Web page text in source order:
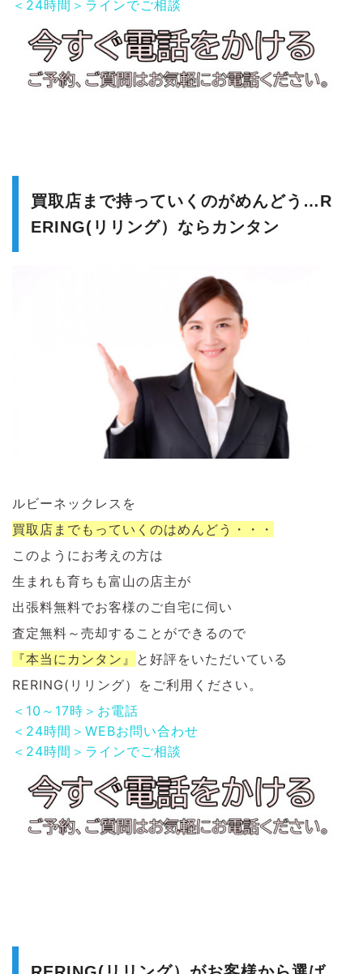
＜24時間＞ラインでご相談
買取店まで持っていくのがめんどう…R
ERING(リリング）ならカンタン
ルビーネックレスを
買取店までもっていくのはめんどう・・・
このようにお考えの方は
生まれも育ちも富山の店主が
出張料無料でお客様のご自宅に伺い
査定無料～売却することができるので
『本当にカンタン』 と好評をいただいている
RERING(リリング）をご利用ください。
＜10～17時＞お電話
＜24時間＞WEBお問い合わせ
＜24時間＞ラインでご相談